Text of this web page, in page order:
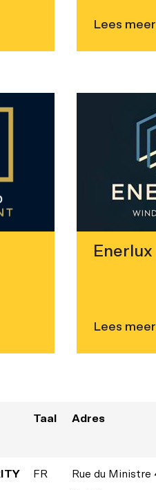
Lees meer
Enerlux
Lees meer
Taal Adres
FR
Rue du Ministre